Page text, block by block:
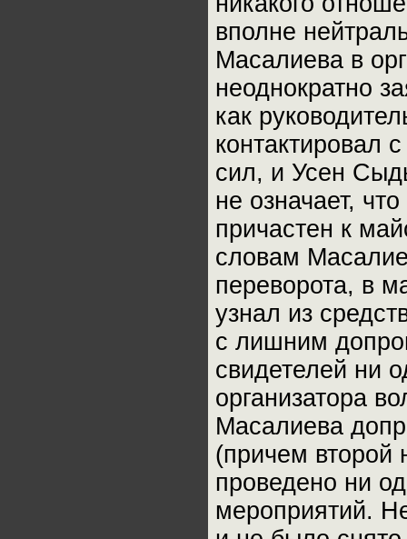
вполне
Масалиева в
неоднократно
как
контактировал
сил, и Усен
не означает,
причастен к
словам
переворота, в
узнал из
с лишним
свидетелей ни
организатора
Масалиева
(причем второй
проведено ни
мероприятий.